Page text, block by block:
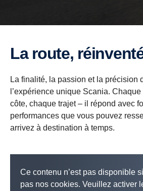
La route,
La finalité, la passion et la précision
l’expérience unique Scania.
côte, chaque trajet – il répond avec
performances que vous pouvez
arrivez à destination à temps.
Ce contenu n’est pas disponible
pas nos cookies. Veuillez activer